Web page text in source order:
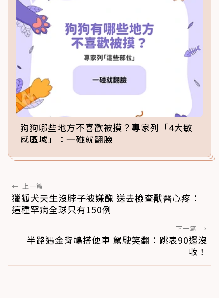
狗狗哪些地方不喜歡被摸？專家列「4大敏
感區域」：一碰就翻臉
← 上一篇
獵狐犬天生沒脖子被嫌醜 送去檢查獸醫心疼：
這種罕病全球只有150例
下一篇 →
半路遇金背鳩搭便車 駕駛笑翻：跳表90還沒
收！